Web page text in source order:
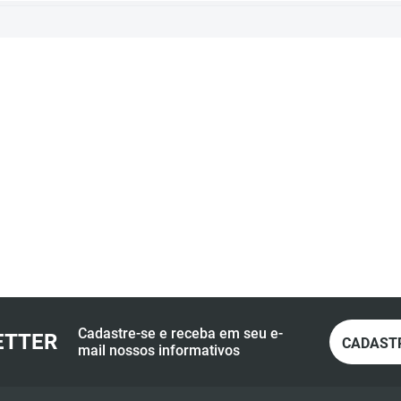
Cadastre-se e receba em seu e-
mail nossos informativos